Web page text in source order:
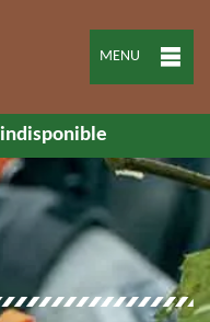
MENU
indisponible